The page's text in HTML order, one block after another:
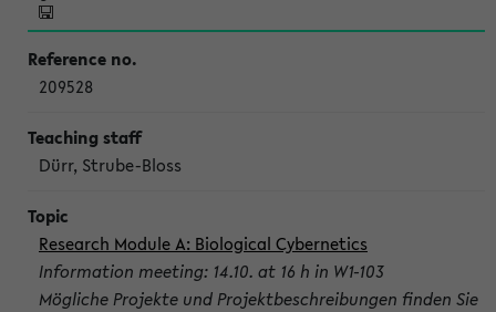
209528
Dürr, Strube-Bloss
Research Module A: Biological Cybernetics
Information meeting: 14.10. at 16 h in W1-103
Mögliche Projekte und Projektbeschreibungen finden Sie